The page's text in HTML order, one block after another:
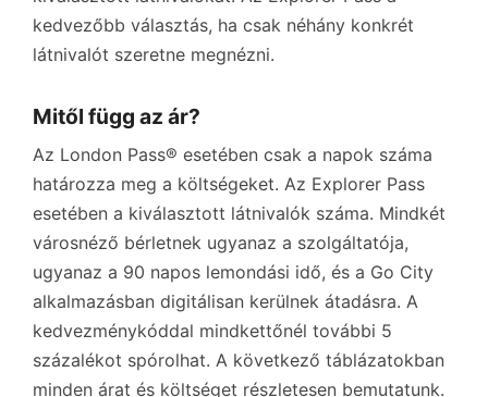
kedvezőbb választás, ha csak néhány konkrét
látnivalót szeretne megnézni.
Mitől függ az ár?
Az London Pass® esetében csak a napok száma
határozza meg a költségeket. Az Explorer Pass
esetében a kiválasztott látnivalók száma. Mindkét
városnéző bérletnek ugyanaz a szolgáltatója,
ugyanaz a 90 napos lemondási idő, és a Go City
alkalmazásban digitálisan kerülnek átadásra. A
kedvezménykóddal mindkettőnél további 5
százalékot spórolhat. A következő táblázatokban
minden árat és költséget részletesen bemutatunk.